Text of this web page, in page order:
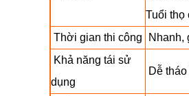
Tuổi thọ
Thời gian thi công
Nhanh,
Khả năng tái sử
dụng
Dễ